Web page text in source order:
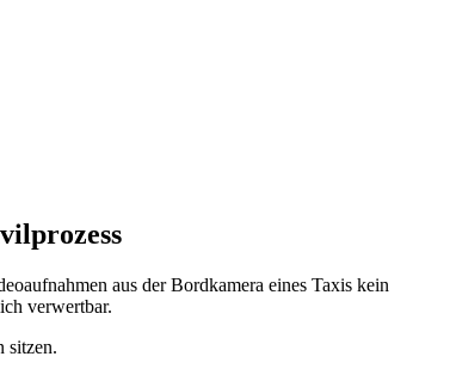
aus der Bordkamera eines Taxis kein
verwertbar.
sitzen.